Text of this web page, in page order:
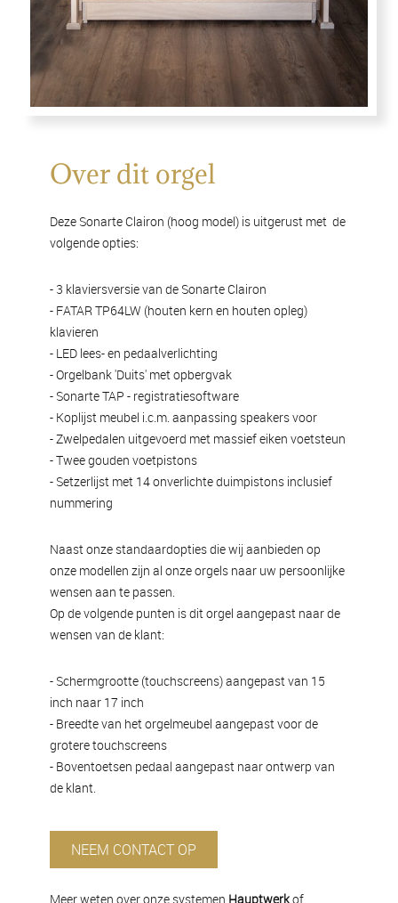
Over dit orgel
Deze Sonarte Clairon (hoog model) is uitgerust met de
volgende opties:
- 3 klaviersversie van de Sonarte Clairon
- FATAR TP64LW (houten kern en houten opleg)
klavieren
- LED lees- en pedaalverlichting
- Orgelbank 'Duits' met opbergvak
- Sonarte TAP - registratiesoftware
- Koplijst meubel i.c.m. aanpassing speakers voor
- Zwelpedalen uitgevoerd met massief eiken voetsteun
- Twee gouden voetpistons
- Setzerlijst met 14 onverlichte duimpistons inclusief
nummering
Naast onze standaardopties die wij aanbieden op
onze modellen zijn al onze orgels naar uw persoonlijke
wensen aan te passen.
Op de volgende punten is dit orgel aangepast naar de
wensen van de klant:
- Schermgrootte (touchscreens) aangepast van 15
inch naar 17 inch
- Breedte van het orgelmeubel aangepast voor de
grotere touchscreens
- Boventoetsen pedaal aangepast naar ontwerp van
de klant.
NEEM CONTACT OP
Meer weten over onze systemen Hauptwerkof